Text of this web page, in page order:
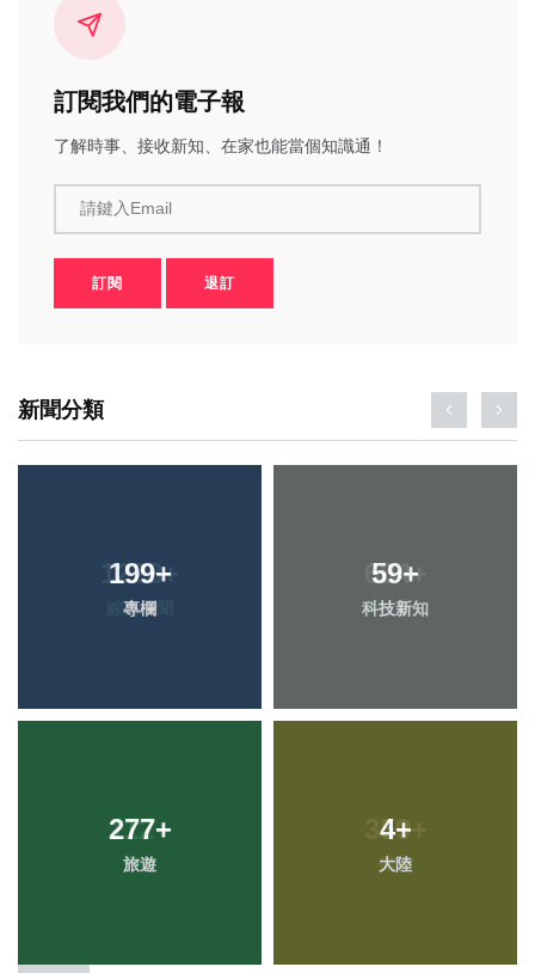
訂閱我們的電子報
了解時事、接收新知、在家也能當個知識通！
請鍵入Email
訂閱 退訂
新聞分類
199+
專欄
59+
科技新知
277+
旅遊
4+
大陸